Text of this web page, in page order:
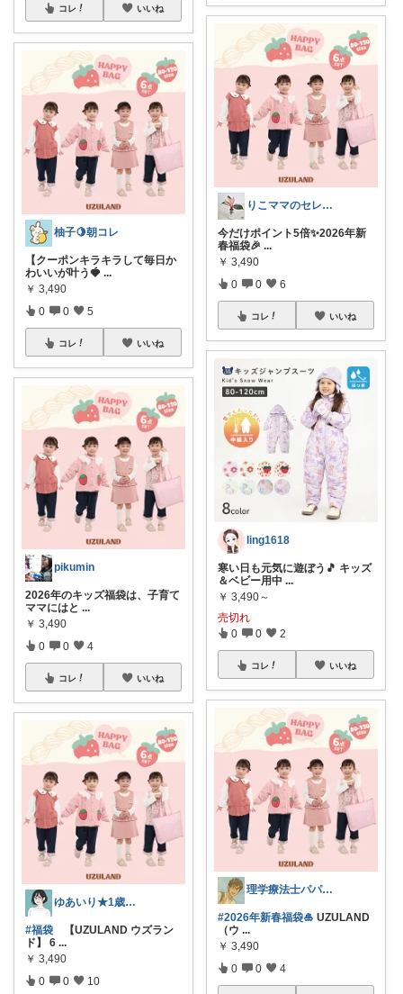
コレ いいね
柚子🍋朝コレ
【クーポンキラキラして毎日か
わいいが叶う🍓 ...
￥ 3,490
0 0 5
コレ いいね
pikumin
2026年のキッズ福袋は、子育て
ママにはと ...
￥ 3,490
0 0 4
コレ いいね
ゆあいり★1歳と7歳子育て中
#福袋 【UZULAND ウズラン
ド】 6 ...
￥ 3,490
0 0 10
りこママのセレクトROOM
今だけポイント5倍✨2026年新
春福袋🎉 ...
￥ 3,490
0 0 6
コレ いいね
ling1618
寒い日も元気に遊ぼう🎵 キッズ
＆ベビー用中 ...
￥ 3,490～
売切れ
0 0 2
コレ いいね
理学療法士パパの快適暮らし 👨
#2026年新春福袋🎍 UZULAND
（ウ ...
￥ 3,490
0 0 4